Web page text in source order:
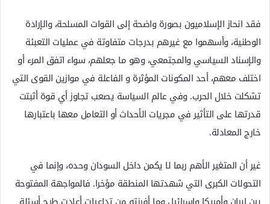
فقد انحاز الإسلاميون بصورة واضحة إلى القوات المسلحة، والإرادة
الوطنية، وأسهموا مع غيرهم بدرجات متفاوتة في عمليات التعبئة
والإسناد السياسي والمجتمعي، وهو ما جعلهم، سواء اتفق المرء أو
اختلف معهم، أحد المكونات المؤثرة و الفاعلة في موازين القوى التي
تشكلت خلال الحرب. وفي عالم السياسة يصعب تجاوز أي قوة أثبتت
قدرتها على التأثير في مجريات الأحداث أو التعامل معها باعتبارها
خارج المعادلة.
غير أن المتغير الأهم ربما لا يكمن داخل السودان وحده، وإنما في
التحولات الكبرى التي شهدتها المنطقة مؤخرا. فالمواجهة المفتوحة